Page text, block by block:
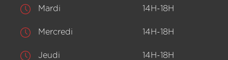
Mardi 14H-18H
Mercredi 14H-18H
Jeudi 14H-18H